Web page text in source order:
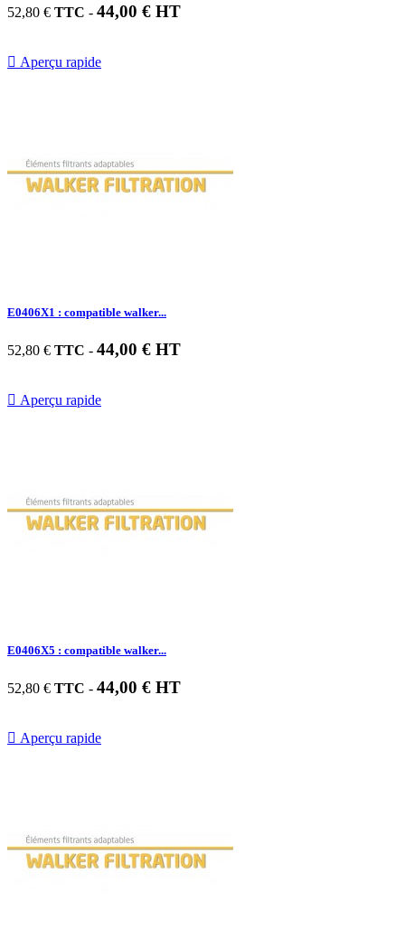
52,80 € TTC - 44,00 € HT
 Aperçu rapide
E0406X1 : compatible walker...
52,80 € TTC - 44,00 € HT
 Aperçu rapide
E0406X5 : compatible walker...
52,80 € TTC - 44,00 € HT
 Aperçu rapide